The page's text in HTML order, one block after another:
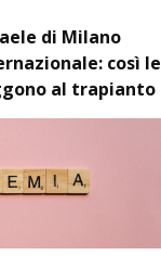
di Milano
così le
al trapianto